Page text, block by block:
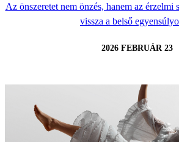
Az önszeretet nem önzés, hanem az érzelmi
vissza a belső
2026 FEBRUÁR 23